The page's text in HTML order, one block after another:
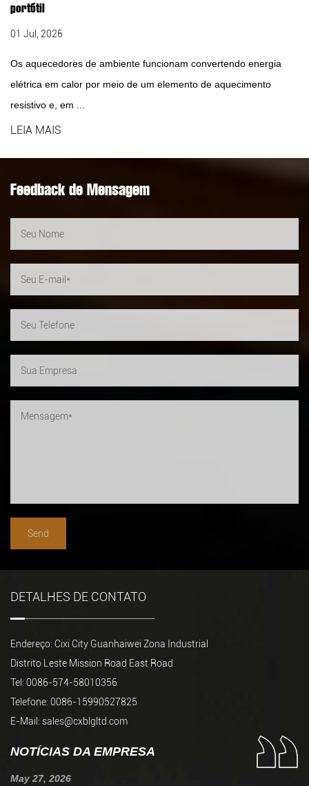
portátil
01 Jul, 2026
Os aquecedores de ambiente funcionam convertendo energia
elétrica em calor por meio de um elemento de aquecimento
resistivo e, em ...
LEIA MAIS
Feedback de Mensagem
DETALHES DE CONTATO
Endereço: Cixi City Guanhaiwei Zona Industrial
Distrito Leste Mission Road East Road
Tel: 0086-574-58010356
Telefone: 0086-15990527825
E-Mail: sales@cxblgltd.com
NOTÍCIAS DA EMPRESA
May 27, 2026